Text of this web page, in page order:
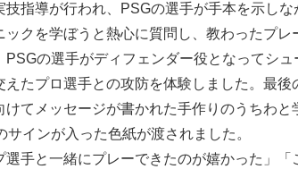
指導が行われ、PSGの選手が手本を示し
ックを学ぼうと熱心に質問し、教わったプ
の選手がディフェンダー役となってシ
たプロ選手との攻防を体験しました。最後
てメッセージが書かれた手作りのうちわと
インが入った色紙が渡されました。
手と一緒にプレーできたのが嬉かった」「